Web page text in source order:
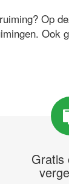
Op
Ook
Gratis